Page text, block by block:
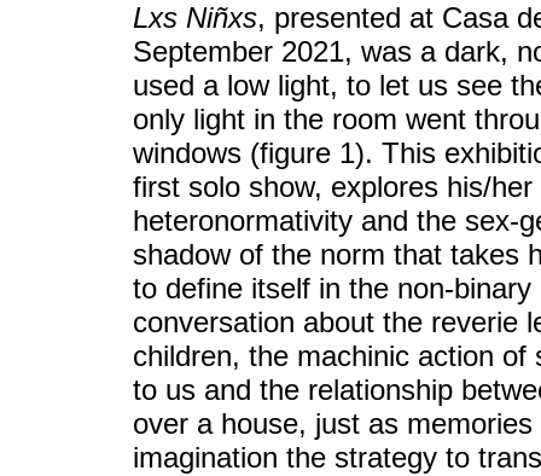
Lxs Niñxs, presented at Casa
September 2021, was a dark,
used a low light, to let us see
only light in the room went
windows (figure 1). This
first solo show, explores his/
heteronormativity and the sex-
shadow of the norm that takes
to define itself in the non-
conversation about the reverie
children, the machinic action
to us and the relationship
over a house, just as
imagination the strategy to